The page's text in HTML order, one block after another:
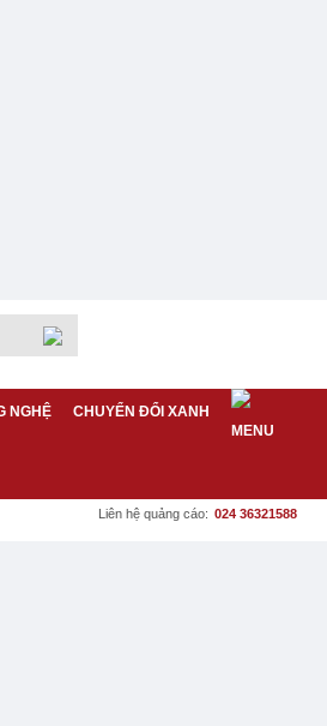
NGHỆ CHUYỂN ĐỔI XANH
Liên hệ quảng cáo: 024 36321588